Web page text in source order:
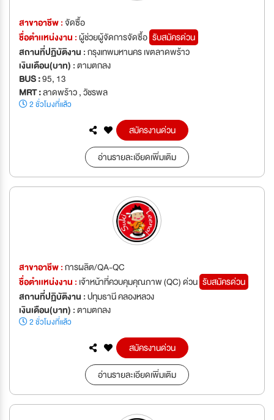
สาขาอาชีพ :จัดซื้อ
ชื่อตำเเหน่งงาน :ผู้ช่วยผู้จัดการจัดซื้อ รับสมัครด่วน
สถานที่ปฏิบัติงาน :กรุงเทพมหานคร เขตลาดพร้าว
เงินเดือน(บาท) :ตามตกลง
BUS :95, 13
MRT :ลาดพร้าว , วัชรพล
2 ชั่วโมงที่แล้ว
สมัครงานด่วน
อ่านรายละเอียดเพิ่มเติม
สาขาอาชีพ :การผลิต/QA-QC
ชื่อตำเเหน่งงาน : เจ้าหน้าที่ควบคุมคุณภาพ (QC) ด่วน รับสมัครด่วน
สถานที่ปฏิบัติงาน :ปทุมธานี คลองหลวง
เงินเดือน(บาท) :ตามตกลง
2 ชั่วโมงที่แล้ว
สมัครงานด่วน
อ่านรายละเอียดเพิ่มเติม